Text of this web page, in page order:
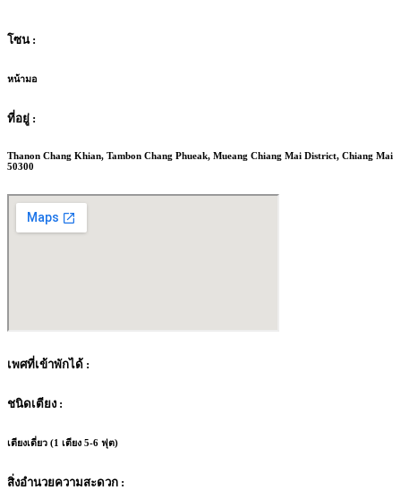
โซน :
หน้ามอ
ที่อยู่ :
Thanon Chang Khian, Tambon Chang Phueak, Mueang Chiang Mai District, Chiang Mai
50300
เพศที่เข้าพักได้ :
ชนิดเตียง :
เตียงเดี่ยว (1 เตียง 5-6 ฟุต)
สิ่งอำนวยความสะดวก :